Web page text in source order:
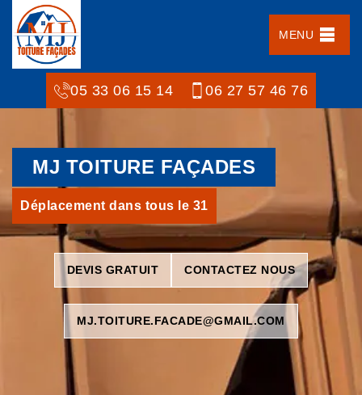
MENU
05 33 06 15 14 06 27 57 46 76
MJ TOITURE FAÇADES
Déplacement dans tous le 31
DEVIS GRATUIT CONTACTEZ NOUS
MJ.TOITURE.FACADE@GMAIL.COM